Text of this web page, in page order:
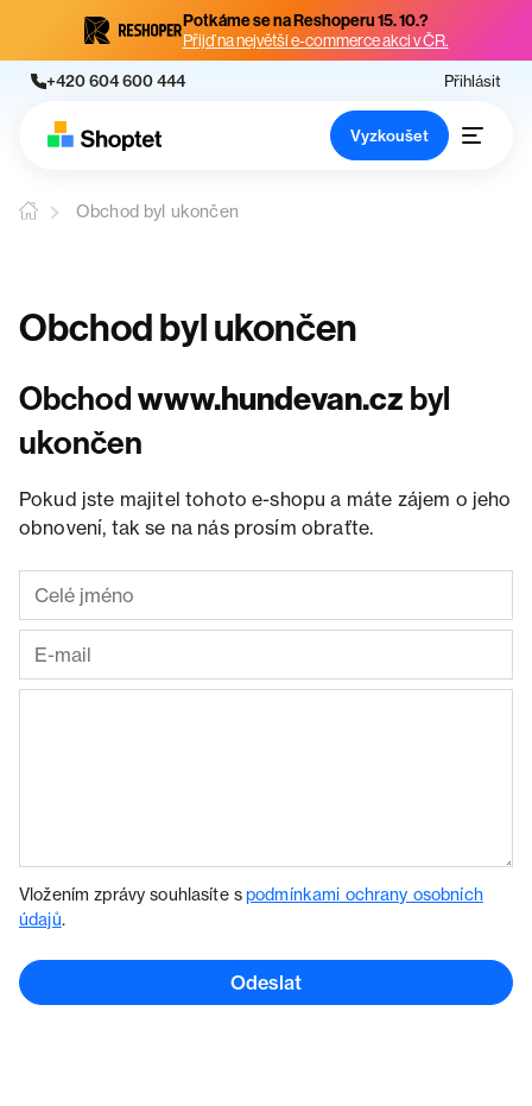
Potkáme se na Reshoperu 15. 10.?
Přijď na největší e-commerce akci v ČR.
+420 604 600 444 Přihlásit
Vyzkoušet
Obchod byl ukončen
Obchod byl ukončen
Obchodwww.hundevan.cz byl
ukončen
Pokud jste majitel tohoto e-shopu a máte zájem o jeho
obnovení, tak se na nás prosím obraťte.
Vložením zprávy souhlasíte spodmínkami ochrany osobních
údajů.
Odeslat